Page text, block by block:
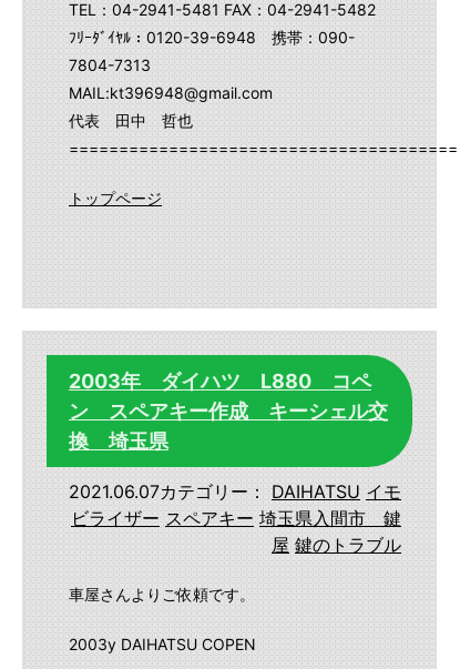
TEL：04-2941-5481 FAX：04-2941-5482
ﾌﾘｰﾀﾞｲﾔﾙ：0120-39-6948 携帯：090-
7804-7313
MAIL:kt396948@gmail.com
代表 田中 哲也
トップページ
2003年 ダイハツ L880 コペ
ン スペアキー作成 キーシェル交
換 埼玉県
2021.06.07カテゴリー： DAIHATSU イモ
ビライザー スペアキー 埼玉県入間市 鍵
屋 鍵のトラブル
車屋さんよりご依頼です。
2003y DAIHATSU COPEN